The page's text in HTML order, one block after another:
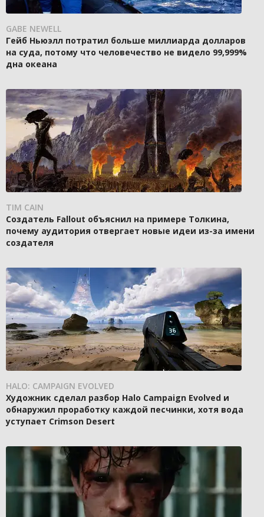
GABE NEWELL
Гейб Ньюэлл потратил больше миллиарда долларов
на суда, потому что человечество не видело 99,999%
дна океана
TIM CAIN
Создатель Fallout объяснил на примере Толкина,
почему аудитория отвергает новые идеи из-за имени
создателя
HALO: CAMPAIGN EVOLVED
Художник сделал разбор Halo Campaign Evolved и
обнаружил проработку каждой песчинки, хотя вода
уступает Crimson Desert